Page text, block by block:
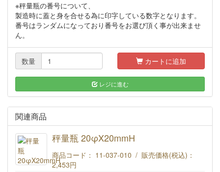
※秤量瓶の番号について、
製造時に蓋と身を合せる為に印字している数字となります。
番号はランダムになっており番号をお選び頂く事が出来ませ
ん。
数量 カートに追加
レジに進む
関連商品
秤量瓶 20φX20mmH
商品コード： 11-037-010 / 販売価格(税込)：
2,453円